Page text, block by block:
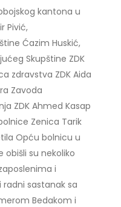
kantona u
Pivić,
Ćazim Huskić,
Skupštine ZDK
zdravstva ZDK Aida
Zavoda
ZDK Ahmed Kasap
Zenica Tarik
Opću bolnicu u
obišli su nekoliko
i
sastanak sa
Bedakom i